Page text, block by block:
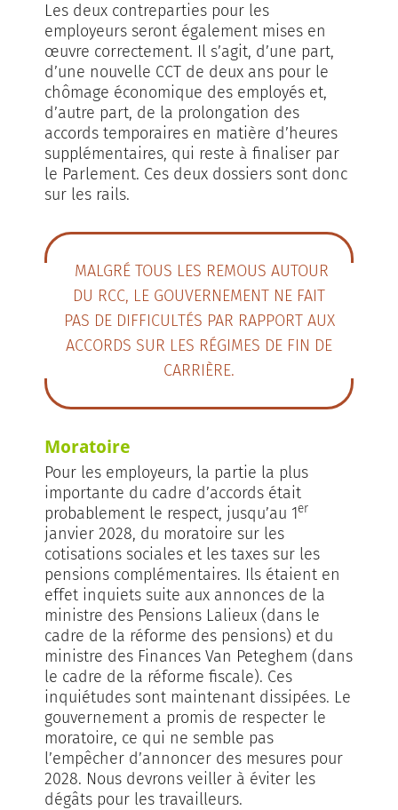
Les deux contreparties pour les
employeurs seront également mises en
œuvre correctement. Il s’agit, d’une part,
d’une nouvelle CCT de deux ans pour le
chômage économique des employés et,
d’autre part, de la prolongation des
accords temporaires en matière d’heures
supplémentaires, qui reste à finaliser par
le Parlement. Ces deux dossiers sont donc
sur les rails.
MALGRÉ TOUS LES REMOUS AUTOUR
DU RCC, LE GOUVERNEMENT NE FAIT
PAS DE DIFFICULTÉS PAR RAPPORT AUX
ACCORDS SUR LES RÉGIMES DE FIN DE
CARRIÈRE.
Moratoire
Pour les employeurs, la partie la plus
importante du cadre d’accords était
probablement le respect, jusqu’au 1er
janvier 2028, du moratoire sur les
cotisations sociales et les taxes sur les
pensions complémentaires. Ils étaient en
effet inquiets suite aux annonces de la
ministre des Pensions Lalieux (dans le
cadre de la réforme des pensions) et du
ministre des Finances Van Peteghem (dans
le cadre de la réforme fiscale). Ces
inquiétudes sont maintenant dissipées. Le
gouvernement a promis de respecter le
moratoire, ce qui ne semble pas
l’empêcher d’annoncer des mesures pour
2028. Nous devrons veiller à éviter les
dégâts pour les travailleurs.